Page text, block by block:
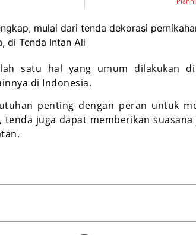
mulai dari tenda dekorasi
di Tenda Intan Ali
satu hal yang umum dilakukan
di Indonesia.
penting dengan peran untuk
tenda juga dapat memberikan